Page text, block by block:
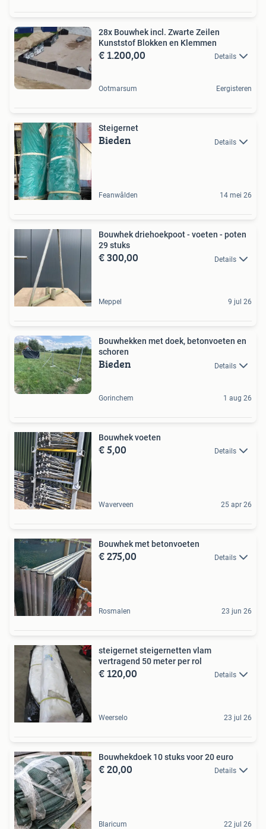
28x Bouwhek incl. Zwarte Zeilen
Kunststof Blokken en Klemmen
€ 1.200,00 Details
Ootmarsum Eergisteren
Steigernet
Bieden Details
Feanwâlden 14 mei 26
Bouwhek driehoekpoot - voeten - poten
29 stuks
€ 300,00 Details
Meppel 9 jul 26
Bouwhekken met doek, betonvoeten en
schoren
Bieden Details
Gorinchem 1 aug 26
Bouwhek voeten
€ 5,00 Details
Waverveen 25 apr 26
Bouwhek met betonvoeten
€ 275,00 Details
Rosmalen 23 jun 26
steigernet steigernetten vlam
vertragend 50 meter per rol
€ 120,00 Details
Weerselo 23 jul 26
Bouwhekdoek 10 stuks voor 20 euro
€ 20,00 Details
Blaricum 22 jul 26